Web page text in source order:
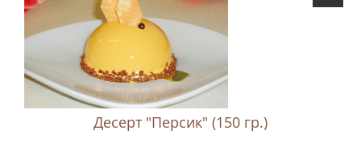
Десерт "Персик" (150 гр.)